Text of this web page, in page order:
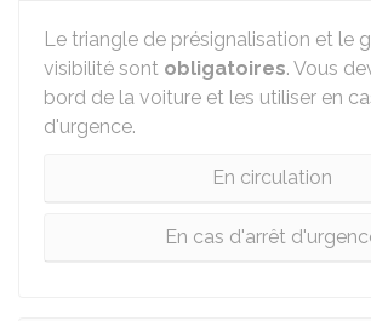
Le triangle de présignalisation et le
visibilité sont obligatoires. Vous
bord de la voiture et les utiliser en
d'urgence.
En circulation
En cas d'arrêt